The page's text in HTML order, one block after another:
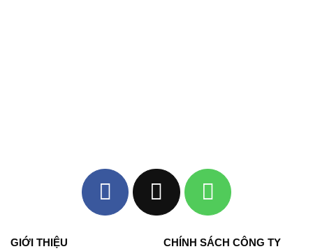
GIỚI THIỆU CHÍNH SÁCH CÔNG TY